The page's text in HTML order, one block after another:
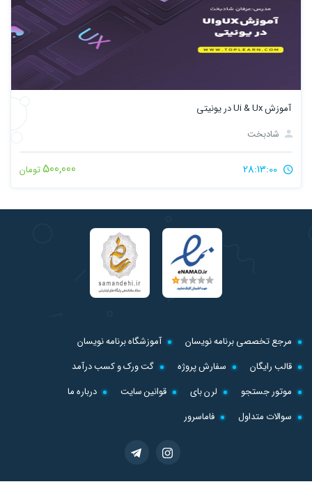
آموزش Ui & Ux در یونیتی
شادبخت
500,000تومان
مرجع تخصصی برنامه نویسان
آموزشگاه برنامه نویسان
قالب رایگان
سفارش پروژه
گت ورک و کسب درآمد
موتور جستجو
لرن بای قوانین سایت
درباره ما
سوالات متداول
فاماسرور